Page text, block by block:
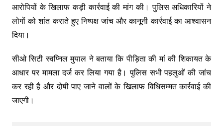
आरोपियों के खिलाफ कड़ी कार्रवाई की मांग की। पुलिस अधिकारियों ने
लोगों को शांत कराते हुए निष्पक्ष जांच और कानूनी कार्रवाई का आश्वासन
दिया।
सीओ सिटी स्वप्निल मुयाल ने बताया कि पीड़िता की मां की शिकायत के
आधार पर मामला दर्ज कर लिया गया है। पुलिस सभी पहलुओं की जांच
कर रही है और दोषी पाए जाने वालों के खिलाफ विधिसम्मत कार्रवाई की
जाएगी।